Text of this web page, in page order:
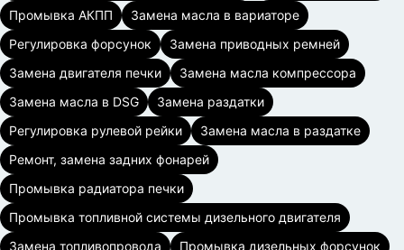
Промывка АКПП
Замена масла в вариаторе
Регулировка форсунок
Замена приводных ремней
Замена двигателя печки
Замена масла компрессора
Замена масла в DSG
Замена раздатки
Регулировка рулевой рейки
Замена масла в раздатке
Ремонт, замена задних фонарей
Промывка радиатора печки
Промывка топливной системы дизельного двигателя
Замена топливопровода
Промывка дизельных форсунок